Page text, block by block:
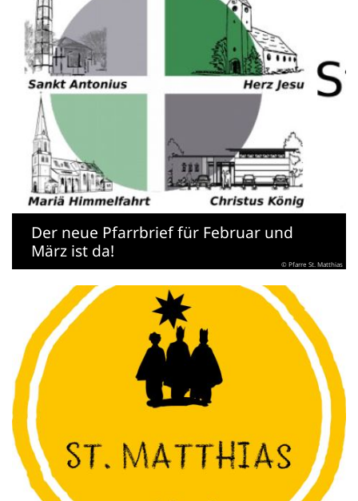
Der neue Pfarrbrief für Februar und
März ist da!
© Pfarre St. Matthias